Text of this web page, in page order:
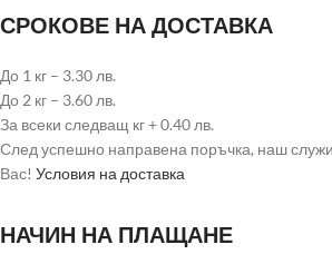
СРОКОВЕ НА ДОСТАВКА
До 1 кг – 3.30 лв.
До 2 кг – 3.60 лв.
За всеки следващ кг + 0.40 лв.
След успешно направена поръчка, наш
Вас! Условия на доставка
НАЧИН НА ПЛАЩАНЕ